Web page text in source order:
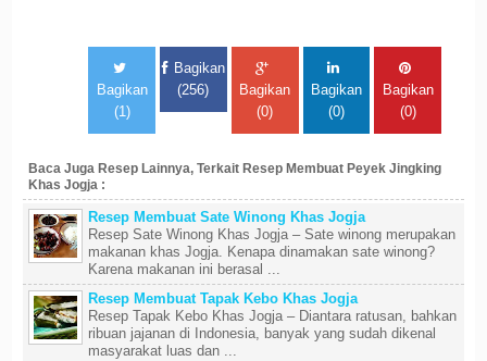
Bagikan
(1)
Bagikan
(256)
Bagikan
(0)
Bagikan
(0)
Bagikan
(0)
Baca Juga Resep Lainnya, Terkait Resep Membuat Peyek Jingking
Khas Jogja :
Resep Membuat Sate Winong Khas Jogja
Resep Sate Winong Khas Jogja – Sate winong merupakan
makanan khas Jogja. Kenapa dinamakan sate winong?
Karena makanan ini berasal ...
Resep Membuat Tapak Kebo Khas Jogja
Resep Tapak Kebo Khas Jogja – Diantara ratusan, bahkan
ribuan jajanan di Indonesia, banyak yang sudah dikenal
masyarakat luas dan ...